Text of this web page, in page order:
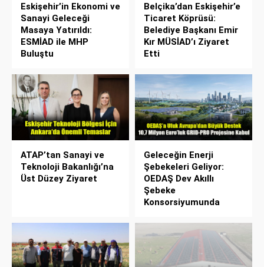
Eskişehir’in Ekonomi ve
Sanayi Geleceği
Masaya Yatırıldı:
ESMİAD ile MHP
Buluştu
Belçika’dan Eskişehir’e
Ticaret Köprüsü:
Belediye Başkanı Emir
Kır MÜSİAD’ı Ziyaret
Etti
ATAP’tan Sanayi ve
Teknoloji Bakanlığı’na
Üst Düzey Ziyaret
Geleceğin Enerji
Şebekeleri Geliyor:
OEDAŞ Dev Akıllı
Şebeke
Konsorsiyumunda